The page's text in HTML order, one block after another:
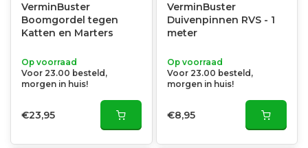
VerminBuster
Boomgordel tegen
Katten en Marters
Op voorraad
Voor 23.00 besteld,
morgen in huis!
€23,95
VerminBuster
Duivenpinnen RVS - 1
meter
Op voorraad
Voor 23.00 besteld,
morgen in huis!
€8,95